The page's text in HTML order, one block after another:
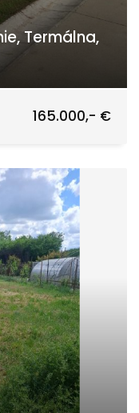
Termálna,
165.000,- €